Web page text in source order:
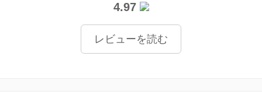
4.97
レビューを読む